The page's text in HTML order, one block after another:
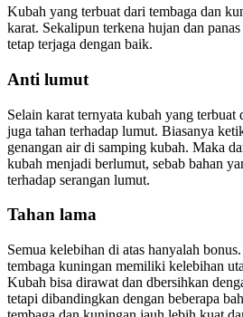
Kubah yang terbuat dari tembaga dan
karat. Sekalipun terkena hujan dan
tetap terjaga dengan baik.
Anti lumut
Selain karat ternyata kubah yang terbuat
juga tahan terhadap lumut. Biasanya
genangan air di samping kubah. Maka
kubah menjadi berlumut, sebab bahan
terhadap serangan lumut.
Tahan lama
Semua kelebihan di atas hanyalah
tembaga kuningan memiliki kelebihan
Kubah bisa dirawat dan dbersihkan
tetapi dibandingkan dengan beberapa